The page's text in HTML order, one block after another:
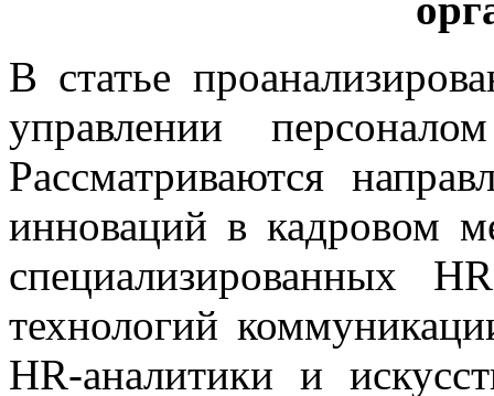
В статье
управлении
Рассматриваются
инноваций в кадровом
специализированных
технологий
HR-аналитики и